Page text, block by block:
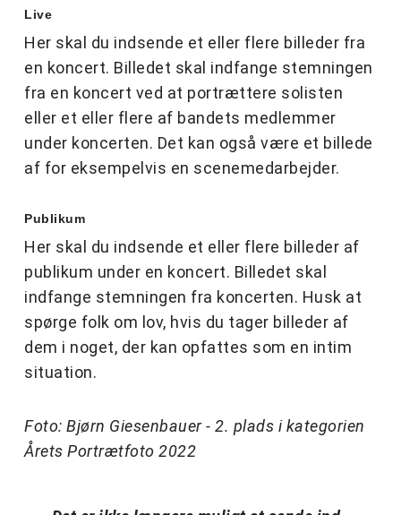
Live
Her skal du indsende et eller flere billeder fra
en koncert. Billedet skal indfange stemningen
fra en koncert ved at portrættere solisten
eller et eller flere af bandets medlemmer
under koncerten. Det kan også være et billede
af for eksempelvis en scenemedarbejder.
Publikum
Her skal du indsende et eller flere billeder af
publikum under en koncert. Billedet skal
indfange stemningen fra koncerten. Husk at
spørge folk om lov, hvis du tager billeder af
dem i noget, der kan opfattes som en intim
situation.
Foto: Bjørn Giesenbauer - 2. plads i kategorien
Årets Portrætfoto 2022